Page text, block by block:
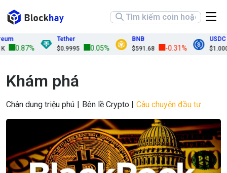
Tether
$0.9995
0.05%
BNB
$591.68
-0.31%
USDC
$1.0000
Khám phá
Chân dung triệu phú Bên lề Crypto Câu chuyện đầu tư